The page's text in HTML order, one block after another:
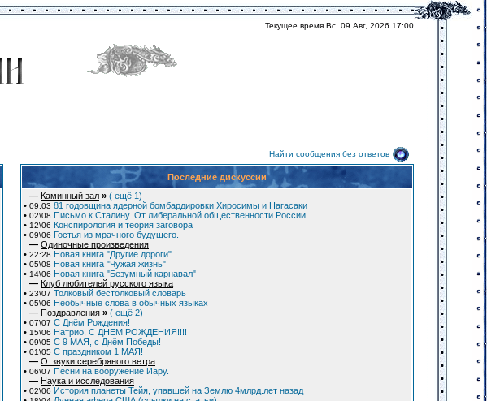
Текущее время Вс, 09 Авг, 2026 17:00
Найти сообщения без ответов
Последние дискуссии
— Каминный зал » ( ещё 1)
• 09:03 81 годовщина ядерной бомбардировки Хиросимы и Нагасаки
• 02\08 Письмо к Сталину. От либеральной общественности России...
• 12\06 Конспирология и теория заговора
• 09\06 Гостья из мрачного будущего.
— Одиночные произведения
• 22:28 Новая книга "Другие дороги"
• 05\08 Новая книга "Чужая жизнь"
• 14\06 Новая книга "Безумный карнавал"
— Клуб любителей русского языка
• 23\07 Толковый бестолковый словарь
• 05\06 Необычные слова в обычных языках
— Поздравления » ( ещё 2)
• 07\07 С Днём Рождения!
• 15\06 Натрио, С ДНЕМ РОЖДЕНИЯ!!!!
• 09\05 С 9 МАЯ, с Днём Победы!
• 01\05 C праздником 1 МАЯ!
— Отзвуки серебряного ветра
• 06\07 Песни на вооружение Иару.
— Наука и исследования
• 02\06 История планеты Тейя, упавшей на Землю 4млрд.лет назад